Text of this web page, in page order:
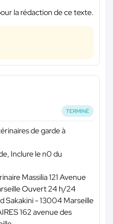
la rédaction de ce texte.
TERMINÉ
de garde à
Inclure le n0 du
Massilia 121 Avenue
Ouvert 24 h/24
Sakakini - 13004 Marseille
162 avenue des